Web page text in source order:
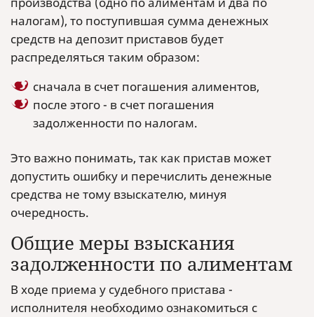
налогам), то поступившая сумма денежных
средств на депозит приставов будет
распределяться таким образом:
сначала в счет погашения алиментов,
после этого - в счет погашения
задолженности по налогам.
Это важно понимать, так как пристав может
допустить ошибку и перечислить денежные
средства не тому взыскателю, минуя
очередность.
Общие меры взыскания
задолженности по алиментам
В ходе приема у судебного пристава -
исполнителя необходимо ознакомиться с